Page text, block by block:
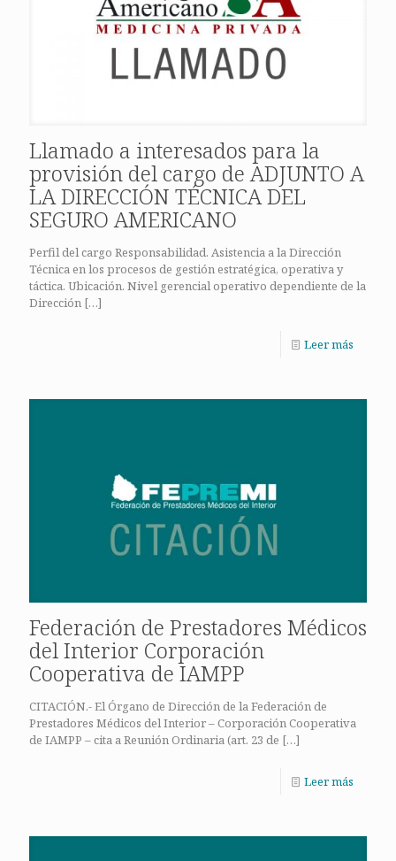
Llamado a interesados para la
provisión del cargo de ADJUNTO A
LA DIRECCIÓN TÉCNICA DEL
SEGURO AMERICANO
Perfil del cargo Responsabilidad. Asistencia a la Dirección
Técnica en los procesos de gestión estratégica, operativa y
táctica. Ubicación. Nivel gerencial operativo dependiente de la
Dirección […]
Leer más
Federación de Prestadores Médicos
del Interior Corporación
Cooperativa de IAMPP
CITACIÓN.- El Órgano de Dirección de la Federación de
Prestadores Médicos del Interior – Corporación Cooperativa
de IAMPP – cita a Reunión Ordinaria (art. 23 de […]
Leer más